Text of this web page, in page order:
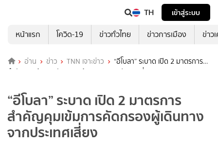
TH
เข้าสู่ระบบ
หน้าแรก
โควิด-19 ข่าวทั่วไทย ข่าวการเมือง ข่าว
อ่าน ข่าว TNN เจาะข่าว
“อีโบลา” ระบาด เปิด 2 มาตรการ
สำคัญคุมเข้มการคัดกรองผู้เดินทางจากประเทศเสี่ยง
“อีโบลา” ระบาด เปิด 2 มาตรการ
สำคัญคุมเข้มการคัดกรองผู้เดินทาง
จากประเทศเสี่ยง